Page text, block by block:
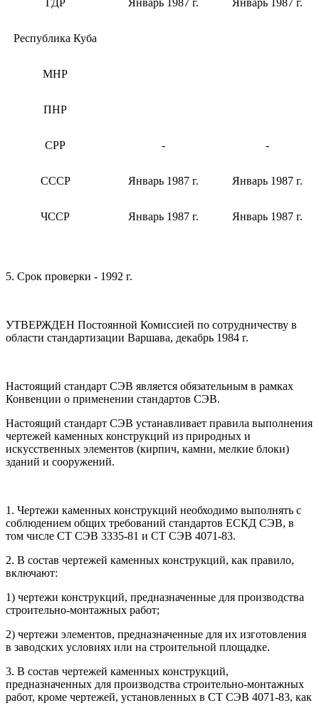
Республика Куба
МНР
ПНР
СРР - -
СССР Январь 1987 г. Январь 1987 г.
ЧССР Январь 1987 г. Январь 1987 г.
5. Срок проверки - 1992 г.
УТВЕРЖДЕН Постоянной Комиссией по сотрудничеству в
области стандартизации Варшава, декабрь 1984 г.
Настоящий стандарт СЭВ является обязательным в рамках
Конвенции о применении стандартов СЭВ.
Настоящий стандарт СЭВ устанавливает правила выполнения
чертежей каменных конструкций из природных и
искусственных элементов (кирпич, камни, мелкие блоки)
зданий и сооружений.
1. Чертежи каменных конструкций необходимо выполнять с
соблюдением общих требований стандартов ЕСКД СЭВ, в
том числе СТ СЭВ 3335-81 и СТ СЭВ 4071-83.
2. В состав чертежей каменных конструкций, как правило,
включают:
1) чертежи конструкций, предназначенные для производства
строительно-монтажных работ;
2) чертежи элементов, предназначенные для их изготовления
в заводских условиях или на строительной площадке.
3. В состав чертежей каменных конструкций,
предназначенных для производства строительно-монтажных
работ, кроме чертежей, установленных в СТ СЭВ 4071-83, как